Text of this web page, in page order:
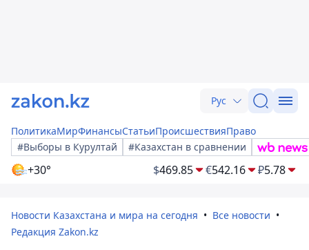
Рус
ПолитикаМирФинансыСтатьиПроисшествияПраво
#Выборы в Курултай
#Казахстан в сравнении
+30° $469.85 €542.16 ₽5.78
Новости Казахстана и мира на сегодня
Все новости
Редакция Zakon.kz